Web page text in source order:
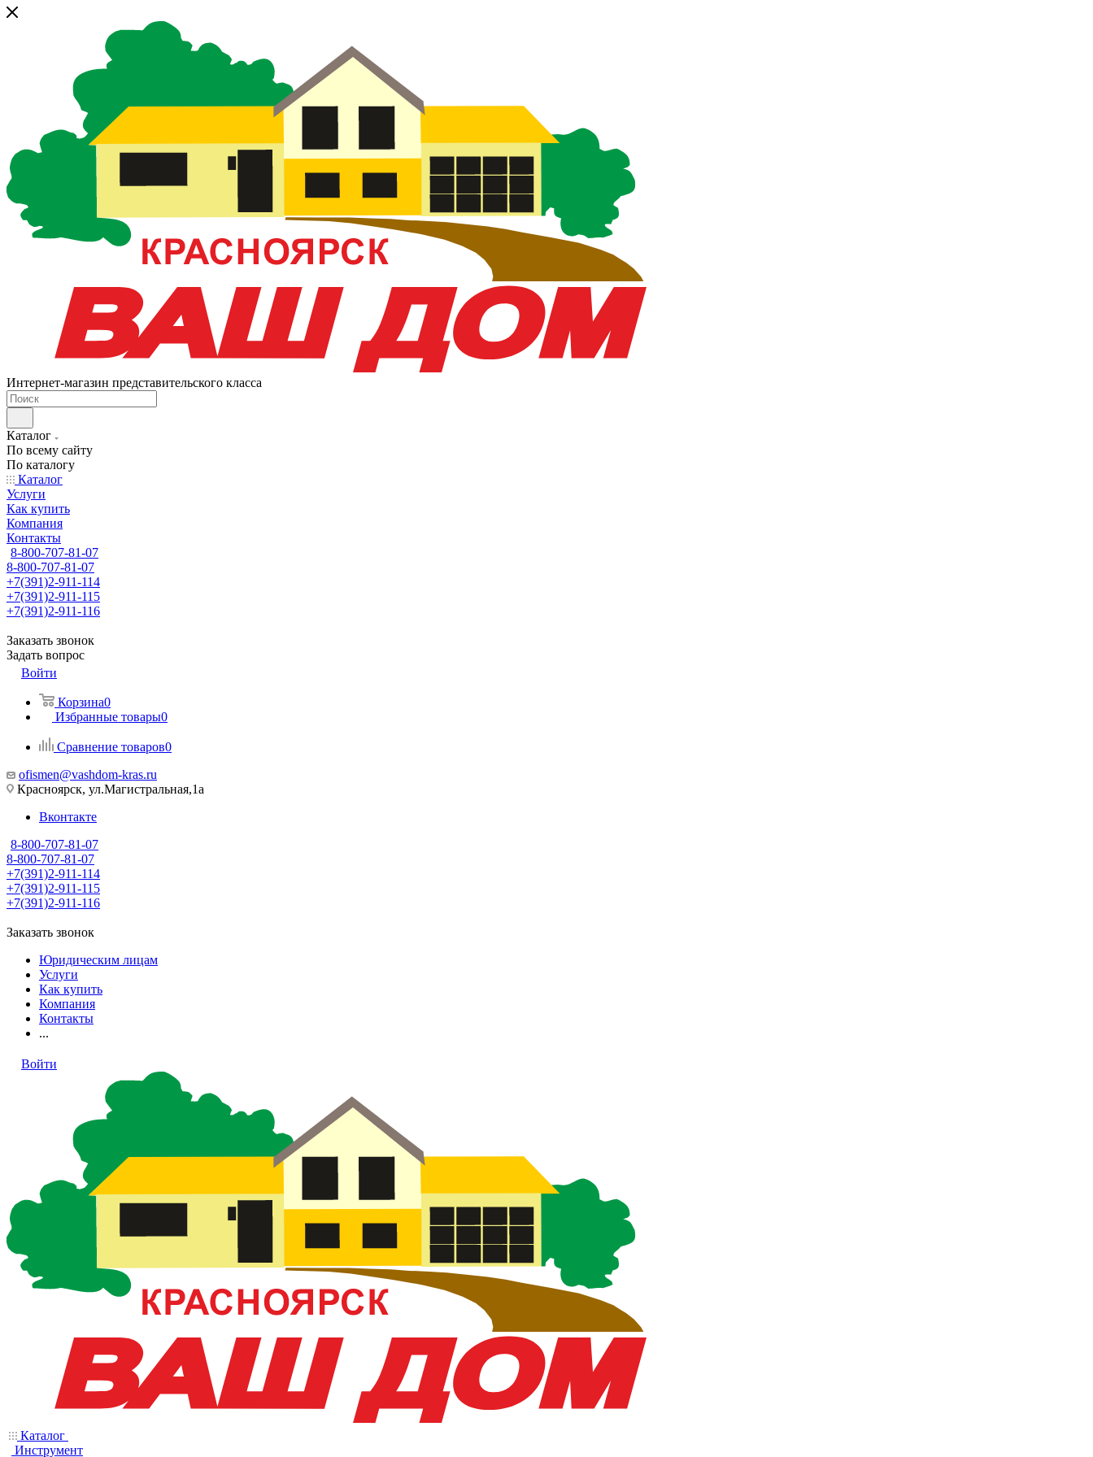
Интернет-магазин представительского класса
Каталог
По всему сайту
По каталогу
Каталог
Услуги
Как купить
Компания
Контакты
8-800-707-81-07
8-800-707-81-07
+7(391)2-911-114
+7(391)2-911-115
+7(391)2-911-116
Заказать звонок
Задать вопрос
Войти
Корзина0
Избранные товары0
Сравнение товаров0
ofismen@vashdom-kras.ru
Красноярск, ул.Магистральная,1а
Вконтакте
8-800-707-81-07
8-800-707-81-07
+7(391)2-911-114
+7(391)2-911-115
+7(391)2-911-116
Заказать звонок
Юридическим лицам
Услуги
Как купить
Компания
Контакты
...
Войти
Каталог
Инструмент